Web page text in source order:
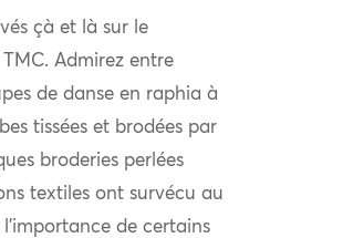
çà et là sur le
Admirez entre
de danse en raphia à
tissées et brodées par
broderies perlées
textiles ont survécu au
de certains